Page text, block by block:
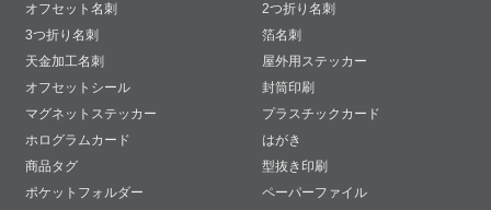
オフセット名刺
2つ折り名刺
3つ折り名刺
箔名刺
天金加工名刺
屋外用ステッカー
オフセットシール
封筒印刷
マグネットステッカー
プラスチックカード
ホログラムカード
はがき
商品タグ
型抜き印刷
ポケットフォルダー
ペーパーファイル